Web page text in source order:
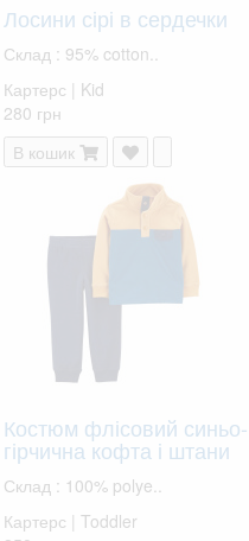
Лосини сірі в сердечки
Склад : 95% cotton..
Картерс | Kid
280 грн
В кошик
Костюм флісовий синьо-
гірчична кофта і штани
Склад : 100% polye..
Картерс | Toddler